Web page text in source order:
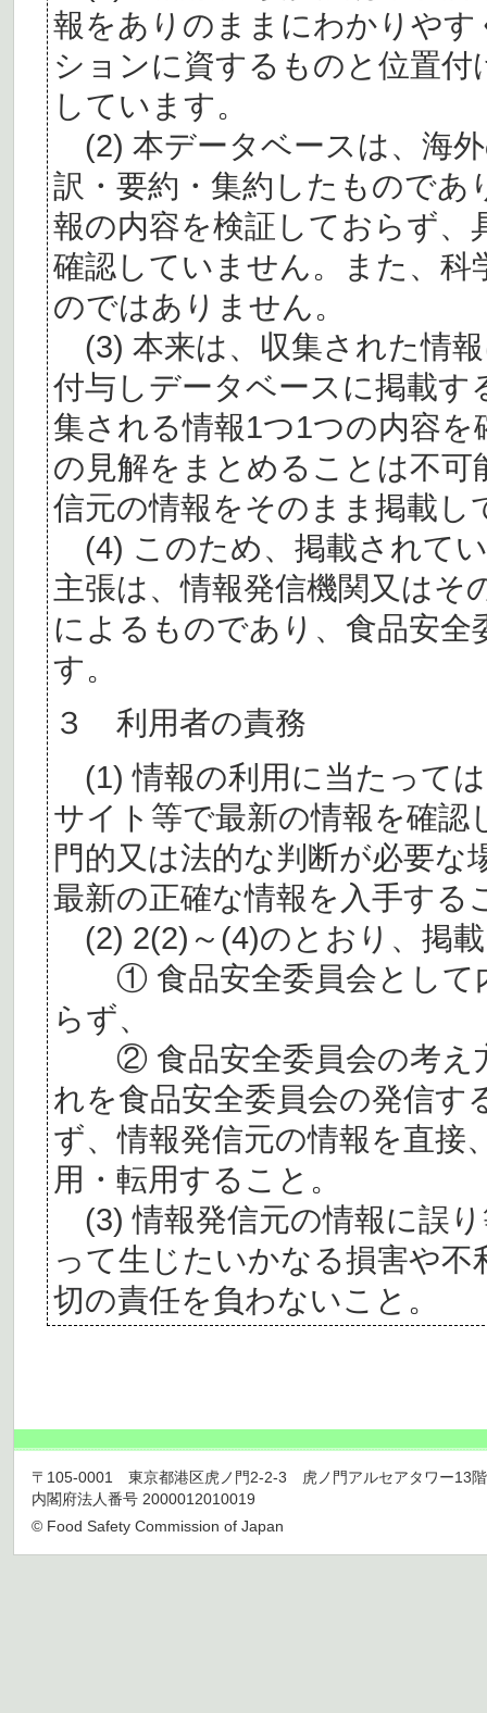
報をありのままにわかりや
ションに資するものと位置
しています。
(2) 本データベースは、海
訳・要約・集約したものであ
報の内容を検証しておらず、
確認していません。また、
のではありません。
(3) 本来は、収集された情
付与しデータベースに掲載
集される情報1つ1つの内容
の見解をまとめることは不
信元の情報をそのまま掲載し
(4) このため、掲載されて
主張は、情報発信機関又はそ
によるものであり、食品安
す。
３ 利用者の責務
(1) 情報の利用に当たって
サイト等で最新の情報を確認
門的又は法的な判断が必要
最新の正確な情報を入手する
(2) 2(2)～(4)のとおり、掲
① 食品安全委員会として
らず、
② 食品安全委員会の考え
れを食品安全委員会の発信す
ず、情報発信元の情報を直接
用・転用すること。
(3) 情報発信元の情報に誤
って生じたいかなる損害や
切の責任を負わないこと。
〒105-0001 東京都港区虎ノ門2-2-3 虎ノ門アルセアタワー13
内閣府法人番号 2000012010019
© Food Safety Commission of Japan